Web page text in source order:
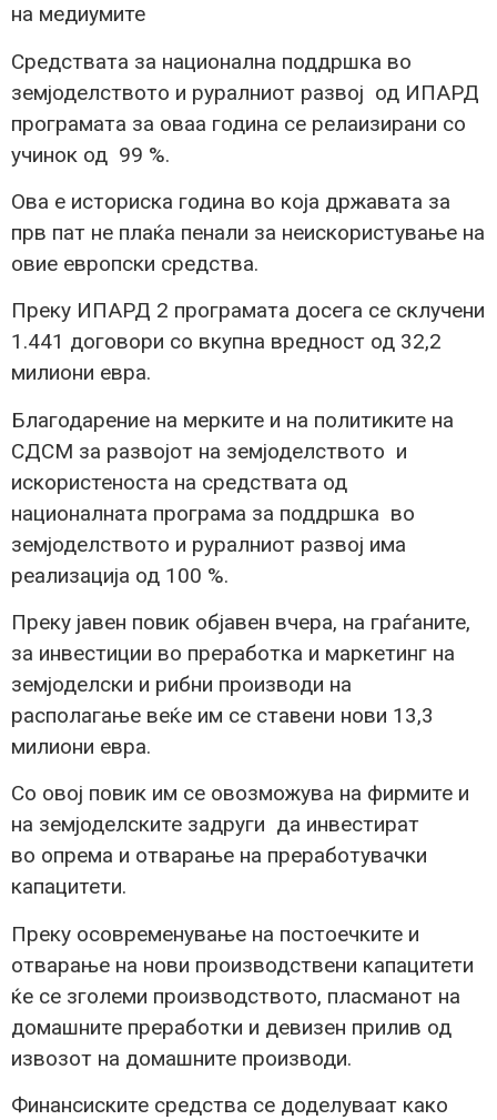
на медиумите
Средствата за национална поддршка во
земјоделството и руралниот развој од ИПАРД
програмата за оваа година се релаизирани со
учинок од 99 %.
Ова е историска година во која државата за
прв пат не плаќа пенали за неискористување на
овие европски средства.
Преку ИПАРД 2 програмата досега се склучени
1.441 договори со вкупна вредност од 32,2
милиони евра.
Благодарение на мерките и на политиките на
СДСМ за развојот на земјоделството и
искористеноста на средствата од
националната програма за поддршка во
земјоделството и руралниот развој има
реализација од 100 %.
Преку јавен повик објавен вчера, на граѓаните,
за инвестиции во преработка и маркетинг на
земјоделски и рибни производи на
располагање веќе им се ставени нови 13,3
милиони евра.
Со овој повик им се овозможува на фирмите и
на земјоделските задруги да инвестират
во опрема и отварање на преработувачки
капацитети.
Преку осовременување на постоечките и
отварање на нови производствени капацитети
ќе се зголеми производството, пласманот на
домашните преработки и девизен прилив од
извозот на домашните производи.
Финансиските средства се доделуваат како